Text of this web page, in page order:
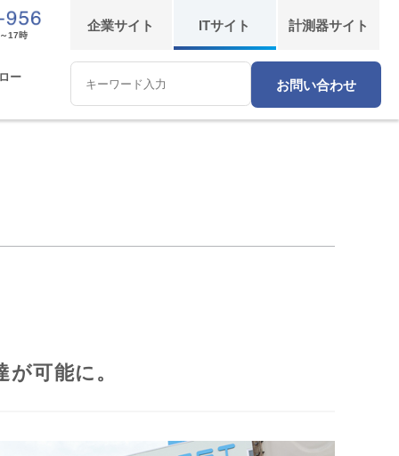
17時
ー
企業サイト ITサイト 計測器サイト
Conduct
a
search
お問い合わせ
可能に。